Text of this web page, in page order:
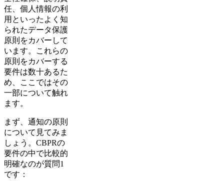
任、個人情報の利
用といったよく知
られたデータ保護
原則をカバーして
います。これらの
原則をカバーする
要件は数十あるた
め、ここではその
一部について触れ
ます。
まず、通知の原則
について見てみま
しょう。CBPRの
要件の中で比較的
明確なのが質問1
です：